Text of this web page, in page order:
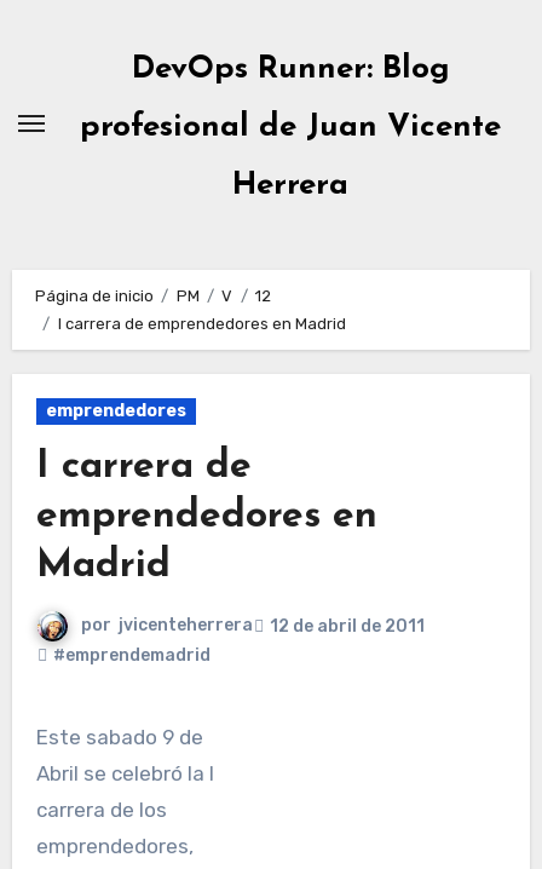
DevOps Runner: Blog
profesional de Juan Vicente
Herrera
Página de inicio PM V
12
I carrera de emprendedores en Madrid
emprendedores
I carrera de
emprendedores en
Madrid
por jvicenteherrera
12 de abril de 2011
#emprendemadrid
Este sabado 9 de
Abril se celebró la I
carrera de los
emprendedores,